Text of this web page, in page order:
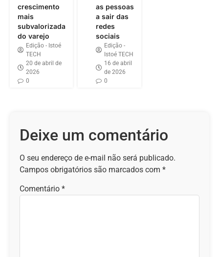
crescimento
mais
subvalorizada
do varejo
Edição - Istoé
TECH
20 de abril de
2026
0
as pessoas
a sair das
redes
sociais
Edição -
Istoé TECH
16 de abril
de 2026
0
Deixe um comentário
O seu endereço de e-mail não será publicado.
Campos obrigatórios são marcados com *
Comentário *